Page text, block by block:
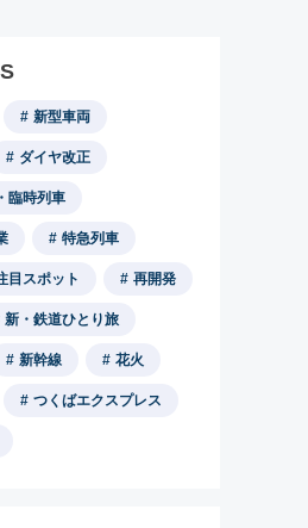
新型車両
ダイヤ改正
臨時列車
特急列車
目スポット 再開発
新・鉄道ひとり旅
新幹線 花火
つくばエクスプレス